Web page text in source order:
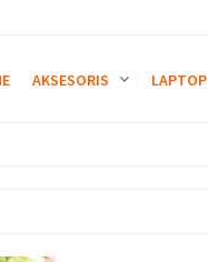
AKSESORIS LAPTOP